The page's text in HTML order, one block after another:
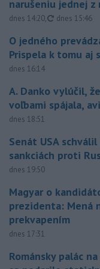
narušeniu jednej z
dnes 14:20, aktualizované
dnes 15:46
O jedného
Prispela k tomu aj
dnes 16:14
A. Danko vylúčil,
voľbami spájala,
dnes 18:51
Senát USA
sankciách proti
dnes 19:50
Magyar o
prezidenta: Mená
prekvapením
dnes 17:31
Románsky palác